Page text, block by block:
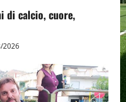
di calcio, cuore,
2026